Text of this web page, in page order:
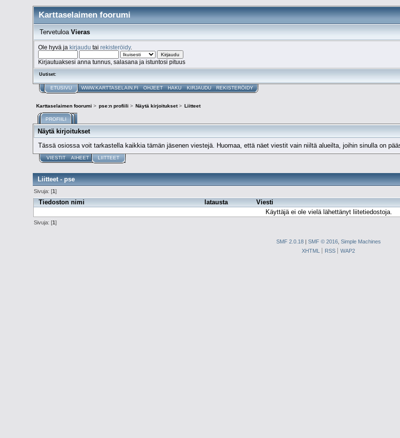
Karttaselaimen foorumi
Tervetuloa Vieras
Ole hyvä jakirjaudu tairekisteröidy.
Kirjautuaksesi anna tunnus, salasana ja istuntosi pituus
Uutiset:
ETUSIVU WWW.KARTTASELAIN.FI OHJEET HAKU KIRJAUDU REKISTERÖIDY
Karttaselaimen foorumi > pse:n profiili > Näytä kirjoitukset> Liitteet
PROFIILI
Näytä kirjoitukset
Tässä osiossa voit tarkastella kaikkia tämän jäsenen viestejä. Huomaa, että näet viestit vain niiltä alueilta, joihin sinulla on
VIESTIT AIHEET LIITTEET
Liitteet - pse
Sivuja: [1]
Tiedoston nimi latausta Viesti
Käyttäjä ei ole vielä lähettänyt liitetiedostoja.
Sivuja: [1]
SMF 2.0.18 | SMF © 2016 Simple Machines
XHTML
RSS WAP2